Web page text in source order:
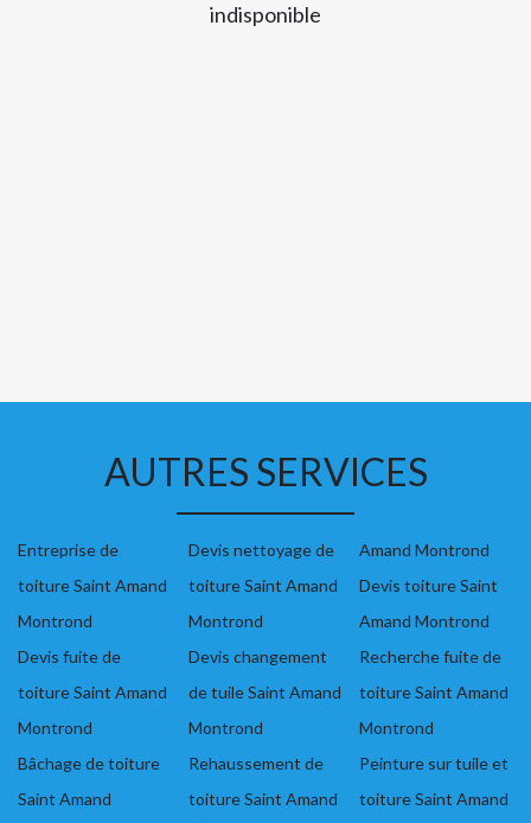
indisponible
AUTRES SERVICES
Entreprise de
toiture Saint Amand
Montrond
Devis fuite de
toiture Saint Amand
Montrond
Bâchage de toiture
Saint Amand
Devis nettoyage de
toiture Saint Amand
Montrond
Devis changement
de tuile Saint Amand
Montrond
Rehaussement de
toiture Saint Amand
Amand Montrond
Devis toiture Saint
Amand Montrond
Recherche fuite de
toiture Saint Amand
Montrond
Peinture sur tuile et
toiture Saint Amand